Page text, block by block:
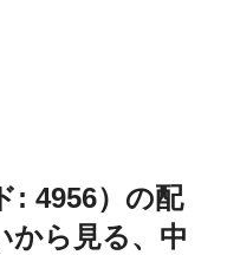
: 4956）の配
から見る、中